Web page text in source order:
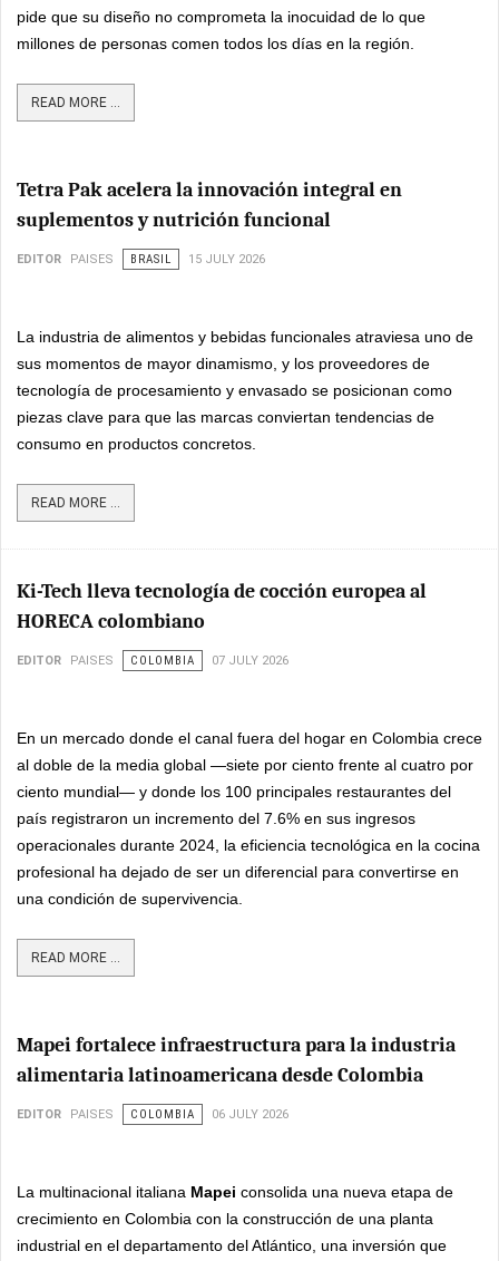
pide que su diseño no comprometa la inocuidad de lo que
millones de personas comen todos los días en la región.
READ MORE ...
Tetra Pak acelera la innovación integral en
suplementos y nutrición funcional
EDITOR PAISES BRASIL 15 JULY 2026
La industria de alimentos y bebidas funcionales atraviesa uno de
sus momentos de mayor dinamismo, y los proveedores de
tecnología de procesamiento y envasado se posicionan como
piezas clave para que las marcas conviertan tendencias de
consumo en productos concretos.
READ MORE ...
Ki-Tech lleva tecnología de cocción europea al
HORECA colombiano
EDITOR PAISES COLOMBIA 07 JULY 2026
En un mercado donde el canal fuera del hogar en Colombia crece
al doble de la media global —siete por ciento frente al cuatro por
ciento mundial— y donde los 100 principales restaurantes del
país registraron un incremento del 7.6% en sus ingresos
operacionales durante 2024, la eficiencia tecnológica en la cocina
profesional ha dejado de ser un diferencial para convertirse en
una condición de supervivencia.
READ MORE ...
Mapei fortalece infraestructura para la industria
alimentaria latinoamericana desde Colombia
EDITOR PAISES COLOMBIA 06 JULY 2026
La multinacional italiana Mapei consolida una nueva etapa de
crecimiento en Colombia con la construcción de una planta
industrial en el departamento del Atlántico, una inversión que